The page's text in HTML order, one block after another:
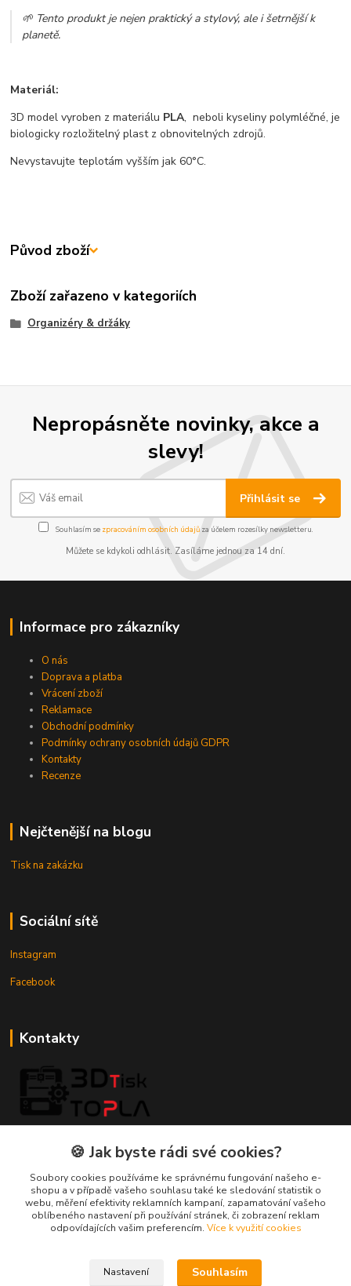
🌱 Tento produkt je nejen praktický a stylový, ale i šetrnější k
planetě.
Materiál:
3D model vyroben z materiálu PLA, neboli kyseliny polymléčné, je
biologicky rozložitelný plast z obnovitelných zdrojů.
Nevystavujte teplotám vyšším jak 60°C.
Původ zboží
Zboží zařazeno v kategoriích
Organizéry & držáky
Nepropásněte novinky, akce a
slevy!
Přihlásit se
Souhlasím se zpracováním osobních údajůza účelem rozesílky newsletteru.
Můžete se kdykoli odhlásit. Zasíláme jednou za 14 dní.
Informace pro zákazníky
O nás
Doprava a platba
Vrácení zboží
Reklamace
Obchodní podmínky
Podmínky ochrany osobních údajů GDPR
Kontakty
Recenze
Nejčtenější na blogu
Tisk na zakázku
Sociální sítě
Instagram
Facebook
Kontakty
Tomáš Placatka
+420 728 969 499
info@3dtisktopla-shop.cz
🍪 Jak byste rádi své cookies?
Soubory cookies používáme ke správnému fungování našeho e-
shopu a v případě vašeho souhlasu také ke sledování statistik o
webu, měření efektivity reklamních kampaní, zapamatování vašeho
oblíbeného nastavení při používání stránek, či zobrazení reklam
odpovídajících vašim preferencím. Více k využití cookies
Nastavení Souhlasím